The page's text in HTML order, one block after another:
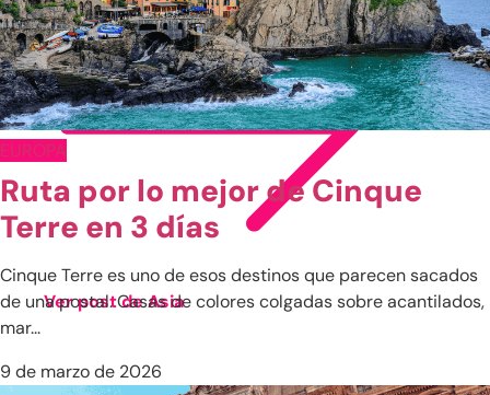
Ver post de Asia
Familiar
EUROPA
Ruta por lo mejor de Cinque
Terre en 3 días
Cinque Terre es uno de esos destinos que parecen sacados
de una postal. Casas de colores colgadas sobre acantilados,
mar...
9 de marzo de 2026